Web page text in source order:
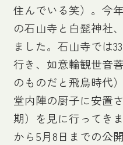
住んでいる笑）。今
の石山寺と白髭神社
ました。石山寺では
行き、如意輪観世音
のものだと飛鳥時代
堂内陣の厨子に安置
期）を見に行ってき
から5月8日までの公